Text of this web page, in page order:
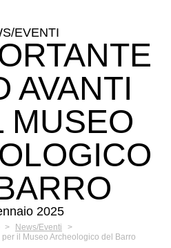
EVENTI
AVANTI
MUSEO
2025
> News/Eventi
>
il Museo Archeologico del Barro